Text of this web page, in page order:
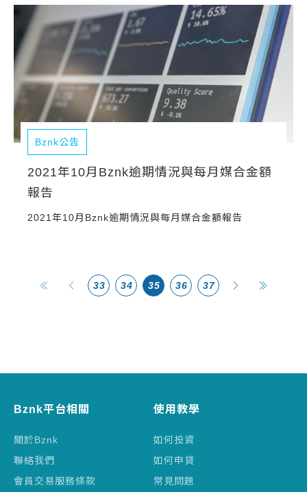
Bznk公告
2021年10月Bznk逾期情況與每月媒合金額
報告
2021年10月Bznk逾期情況與每月媒合金額報告
33 34 35 36 37
Bznk平台相關
關於Bznk
聯絡我們
會員交易服務條款
使用教學
如何投資
如何申貸
常見問題